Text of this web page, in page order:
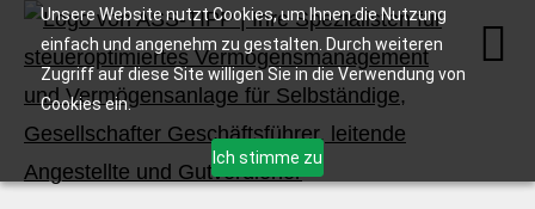
Unsere Website nutzt Cookies, um Ihnen die Nutzung
einfach und angenehm zu gestalten. Durch weiteren
Zugriff auf diese Site willigen Sie in die Verwendung von
Cookies ein.
Ich stimme zu